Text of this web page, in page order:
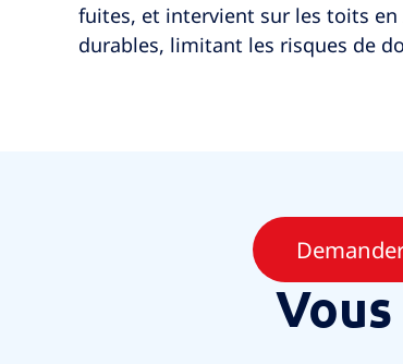
fuites, et intervient sur les toits
durables, limitant les risques de